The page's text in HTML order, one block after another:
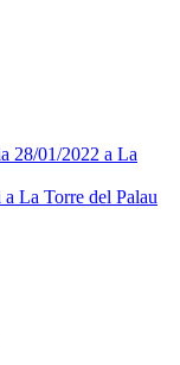
28/01/2022 a La
La Torre del Palau